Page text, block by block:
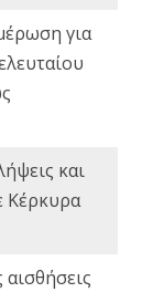
για
και
Κέρκυρα